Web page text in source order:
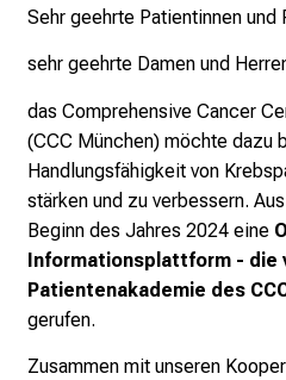
Sehr geehrte Patientinnen und
sehr geehrte Damen und
das Comprehensive Cancer
(CCC München) möchte dazu
Handlungsfähigkeit von
stärken und zu verbessern.
Beginn des Jahres 2024 eine
Informationsplattform - die
Patientenakademie des
gerufen.
Zusammen mit unseren